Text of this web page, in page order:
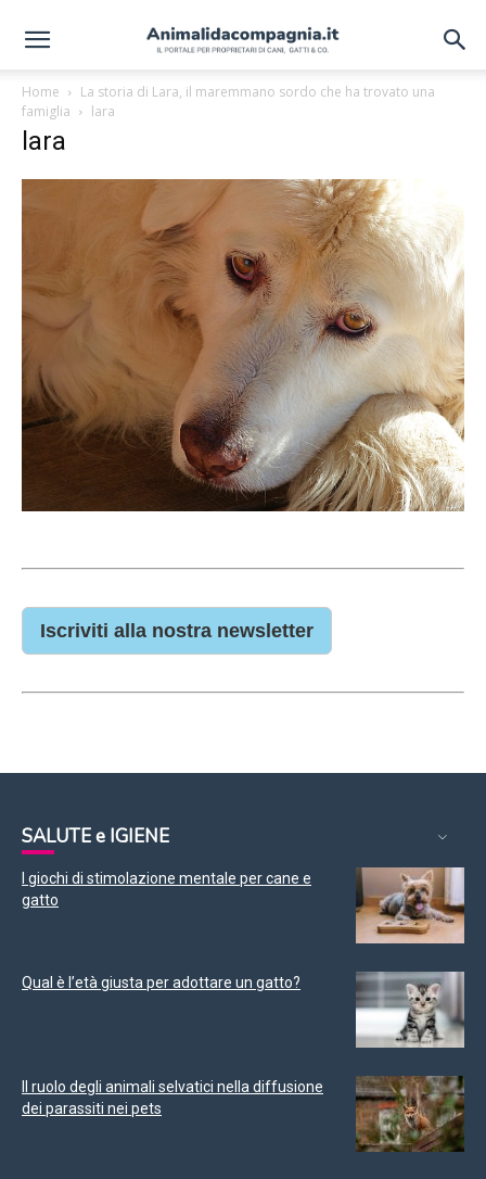
Home
La storia di Lara, il maremmano sordo che ha trovato una
famiglia
lara
lara
Iscriviti alla nostra newsletter
SALUTE e IGIENE
I giochi di stimolazione mentale per cane e
gatto
Qual è l’età giusta per adottare un gatto?
Il ruolo degli animali selvatici nella diffusione
dei parassiti nei pets